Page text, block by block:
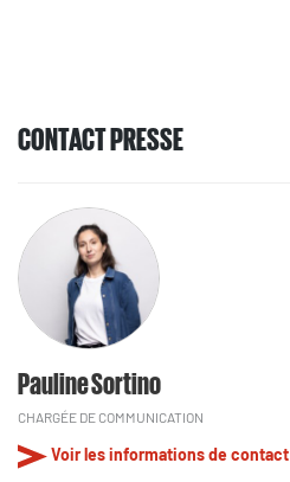
CONTACT PRESSE
Pauline Sortino
CHARGÉE DE COMMUNICATION
Voir les informations de contact